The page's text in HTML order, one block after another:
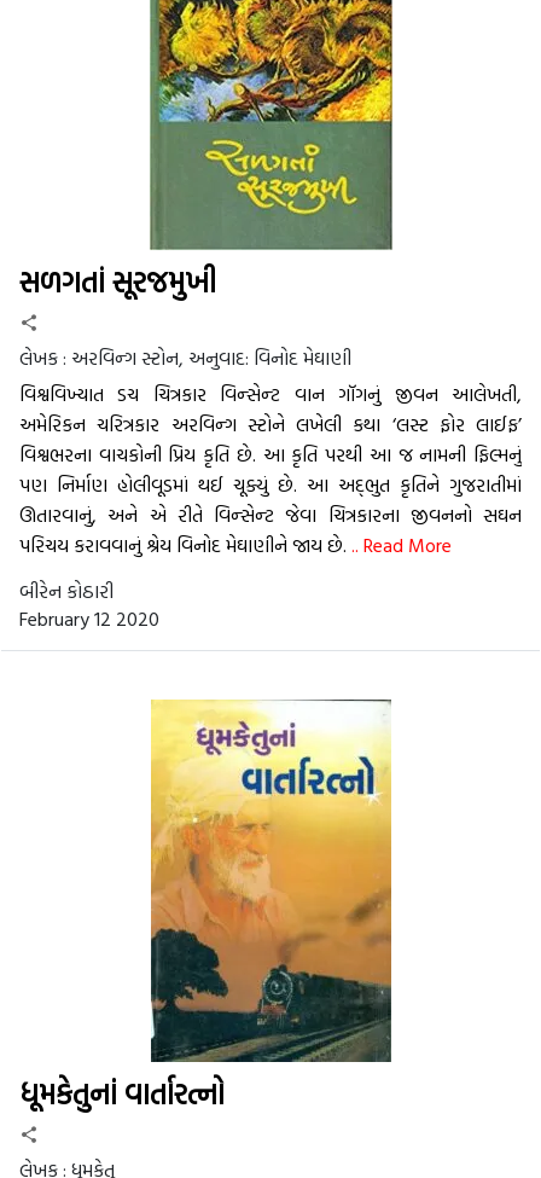
સળગતાં સૂરજમુખી
લેખક : અરવિન્‍ગ સ્ટોન, અનુવાદ: વિનોદ મેઘાણી
વિશ્વવિખ્યાત ડચ ચિત્રકાર વિન્‍સેન્‍ટ વાન ગૉગનું જીવન આલેખતી,
અમેરિકન ચરિત્રકાર અરવિન્‍ગ સ્ટોને લખેલી કથા ‘લસ્ટ ફોર લાઈફ’
વિશ્વભરના વાચકોની પ્રિય કૃતિ છે. આ કૃતિ પરથી આ જ નામની ફિલ્મનું
પણ નિર્માણ હોલીવૂડમાં થઈ ચૂક્યું છે. આ અદ્‍ભુત કૃતિને ગુજરાતીમાં
ઊતારવાનું, અને એ રીતે વિન્‍સેન્‍ટ જેવા ચિત્રકારના જીવનનો સઘન
પરિચય કરાવવાનું શ્રેય વિનોદ મેઘાણીને જાય છે. .. Read More
બીરેન કોઠારી
February 12 2020
ધૂમકેતુનાંં વાર્તારત્નો
લેખક : ધૂમકેતુ